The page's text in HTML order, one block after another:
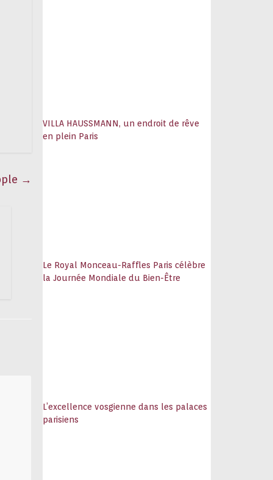
→
VILLA HAUSSMANN, un endroit de rêve
en plein Paris
Le Royal Monceau-Raffles Paris célèbre
la Journée Mondiale du Bien-Être
L’excellence vosgienne dans les palaces
parisiens